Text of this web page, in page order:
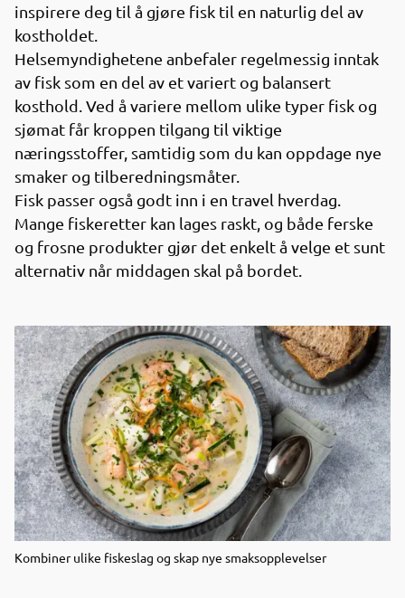
inspirere deg til å gjøre fisk til en naturlig del av
kostholdet.
Helsemyndighetene anbefaler regelmessig inntak
av fisk som en del av et variert og balansert
kosthold. Ved å variere mellom ulike typer fisk og
sjømat får kroppen tilgang til viktige
næringsstoffer, samtidig som du kan oppdage nye
smaker og tilberedningsmåter.
Fisk passer også godt inn i en travel hverdag.
Mange fiskeretter kan lages raskt, og både ferske
og frosne produkter gjør det enkelt å velge et sunt
alternativ når middagen skal på bordet.
Kombiner ulike fiskeslag og skap nye smaksopplevelser